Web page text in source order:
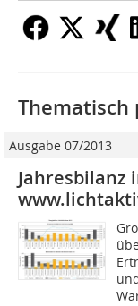
Thematisch
Ausgabe 07/2013
Jahresbilanz